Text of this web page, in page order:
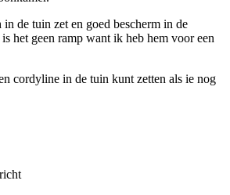
de tuin zet en goed bescherm in de
het geen ramp want ik heb hem voor een
cordyline in de tuin kunt zetten als ie nog